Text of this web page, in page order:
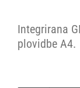
Integrirana
plovidbe A4.